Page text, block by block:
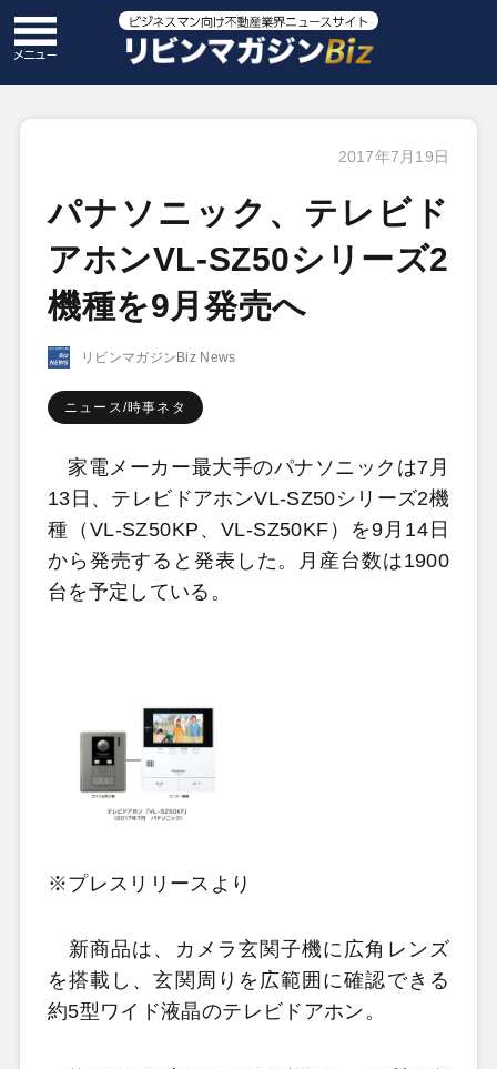
2017年7月19日
パナソニック、テレビド
アホンVL-SZ50シリーズ2
機種を9月発売へ
リビンマガジンBiz News
ニュース/時事ネタ
家電メーカー最大手のパナソニックは7月
13日、テレビドアホンVL-SZ50シリーズ2機
種（VL-SZ50KP、VL-SZ50KF）を9月14日
から発売すると発表した。月産台数は1900
台を予定している。
※プレスリリースより
新商品は、カメラ玄関子機に広角レンズ
を搭載し、玄関周りを広範囲に確認できる
約5型ワイド液晶のテレビドアホン。